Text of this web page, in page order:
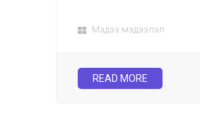
Мэдээ мэдээлэл
READ MORE